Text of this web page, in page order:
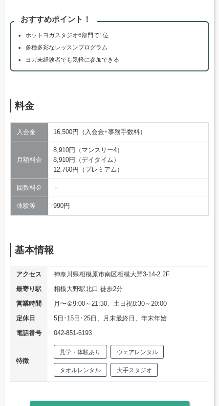
おすすめポイント！
ホットヨガスタジオ6部門で1位
多種多彩なレッスンプログラム
ヨガ未経験者でも気軽に参加できる
料金
入会金 16,500円（入会金+事務手数料）
月額料金
8,910円（マンスリー4）
8,910円（デイタイム）
12,760円（プレミアム）
回数料金 －
体験等 990円
基本情報
アクセス
神奈川県相模原市南区相模大野3-14-2 2F
最寄り駅
相模大野駅北口 徒歩2分
営業時間
月〜金9:00～21:30、土日祝8:30～20:00
定休日
5日･15日･25日、月末最終日、年末年始
電話番号
042-851-6193
特徴
見学・体験あり ウェアレンタル
タオルレンタル 大手スタジオ